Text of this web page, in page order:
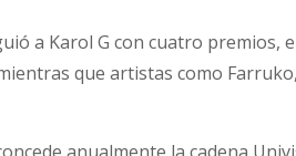
a Karol G con cuatro premios,
que artistas como